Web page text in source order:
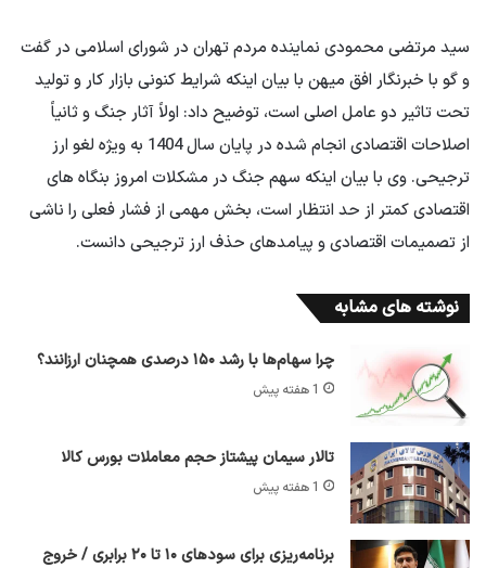
سید مرتضی محمودی نماینده مردم تهران در شورای اسلامی در گفت
و گو با خبرنگار افق میهن با بیان اینکه شرایط کنونی بازار کار و تولید
تحت تاثیر دو عامل اصلی است، توضیح داد: اولاً آثار جنگ و ثانیاً
اصلاحات اقتصادی انجام شده در پایان سال 1404 به ویژه لغو ارز
ترجیحی. وی با بیان اینکه سهم جنگ در مشکلات امروز بنگاه های
اقتصادی کمتر از حد انتظار است، بخش مهمی از فشار فعلی را ناشی
از تصمیمات اقتصادی و پیامدهای حذف ارز ترجیحی دانست.
نوشته های مشابه
چرا سهام‌ها با رشد ۱۵۰ درصدی همچنان ارزانند؟
1 هفته پیش
تالار سیمان پیشتاز حجم معاملات بورس کالا
1 هفته پیش
برنامه‌ریزی برای سود‌های ۱۰ تا ۲۰ برابری / خروج